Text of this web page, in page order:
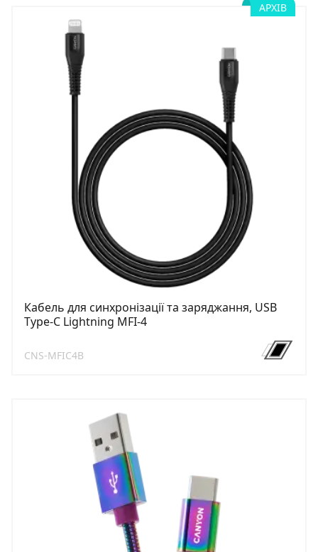
АРХІВ
Кабель для синхронізації та заряджання, USB
Type-C Lightning MFI-4
CNS-MFIC4B